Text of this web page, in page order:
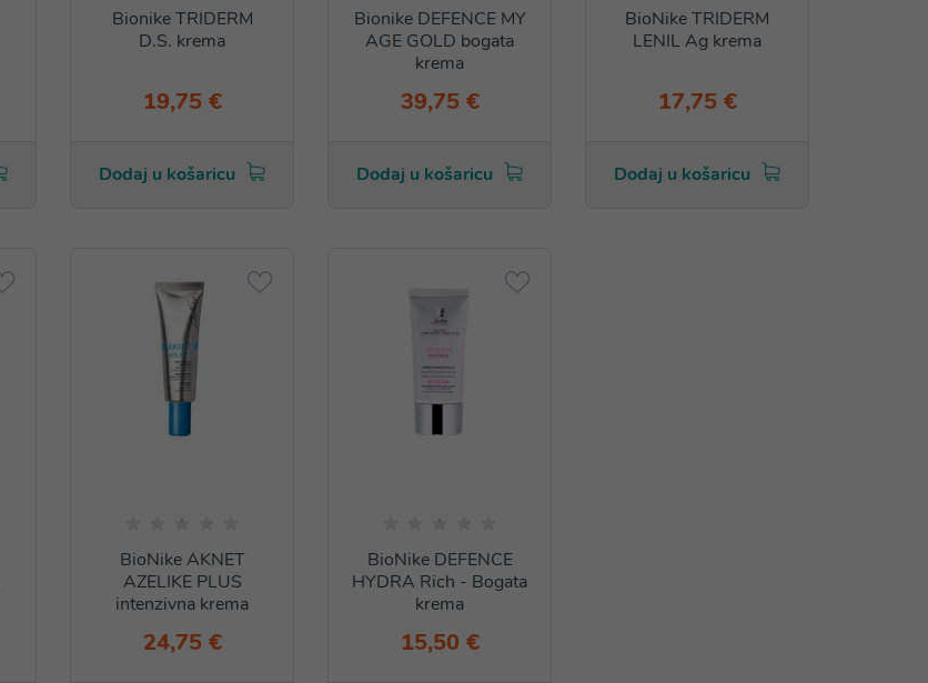
Bionike TRIDERM
D.S. krema
19,75 €
Dodaj u košaricu
Bionike DEFENCE MY
AGE GOLD bogata
krema
39,75 €
Dodaj u košaricu
BioNike TRIDERM
LENIL Ag krema
17,75 €
Dodaj u košaricu
BioNike AKNET
AZELIKE PLUS
intenzivna krema
24,75 €
BioNike DEFENCE
HYDRA Rich - Bogata
krema
15,50 €